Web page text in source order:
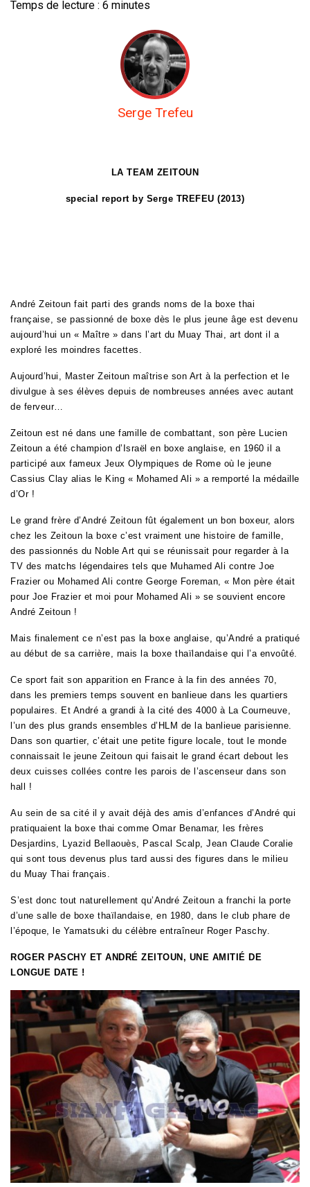
Temps de lecture : 6 minutes
Serge Trefeu
LA TEAM ZEITOUN
special report by Serge TREFEU (2013)
André Zeitoun fait parti des grands noms de la boxe thai
française, se passionné de boxe dès le plus jeune âge est devenu
aujourd’hui un « Maître » dans l’art du Muay Thai, art dont il a
exploré les moindres facettes.
Aujourd’hui, Master Zeitoun maîtrise son Art à la perfection et le
divulgue à ses élèves depuis de nombreuses années avec autant
de ferveur…
Zeitoun est né dans une famille de combattant, son père Lucien
Zeitoun a été champion d’Israël en boxe anglaise, en 1960 il a
participé aux fameux Jeux Olympiques de Rome où le jeune
Cassius Clay alias le King « Mohamed Ali » a remporté la médaille
d’Or !
Le grand frère d’André Zeitoun fût également un bon boxeur, alors
chez les Zeitoun la boxe c’est vraiment une histoire de famille,
des passionnés du Noble Art qui se réunissait pour regarder à la
TV des matchs légendaires tels que Muhamed Ali contre Joe
Frazier ou Mohamed Ali contre George Foreman, « Mon père était
pour Joe Frazier et moi pour Mohamed Ali » se souvient encore
André Zeitoun !
Mais finalement ce n’est pas la boxe anglaise, qu’André a pratiqué
au début de sa carrière, mais la boxe thaïlandaise qui l’a envoûté.
Ce sport fait son apparition en France à la fin des années 70,
dans les premiers temps souvent en banlieue dans les quartiers
populaires. Et André a grandi à la cité des 4000 à La Courneuve,
l’un des plus grands ensembles d’HLM de la banlieue parisienne.
Dans son quartier, c’était une petite figure locale, tout le monde
connaissait le jeune Zeitoun qui faisait le grand écart debout les
deux cuisses collées contre les parois de l’ascenseur dans son
hall !
Au sein de sa cité il y avait déjà des amis d’enfances d’André qui
pratiquaient la boxe thai comme Omar Benamar, les frères
Desjardins, Lyazid Bellaouès, Pascal Scalp, Jean Claude Coralie
qui sont tous devenus plus tard aussi des figures dans le milieu
du Muay Thai français.
S’est donc tout naturellement qu’André Zeitoun a franchi la porte
d’une salle de boxe thaïlandaise, en 1980, dans le club phare de
l’époque, le Yamatsuki du célèbre entraîneur Roger Paschy.
ROGER PASCHY ET ANDRÉ ZEITOUN, UNE AMITIÉ DE
LONGUE DATE !